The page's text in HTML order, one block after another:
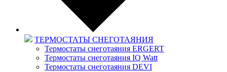
ТЕРМОСТАТЫ СНЕГОТАЯНИЯ
Термостаты снеготаяния ERGERT
Термостаты снеготаяния IQ Watt
Термостаты снеготаяния DEVI